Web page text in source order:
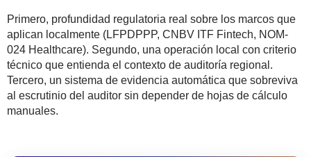
Primero, profundidad regulatoria real sobre los marcos que
aplican localmente (LFPDPPP, CNBV ITF Fintech, NOM-
024 Healthcare). Segundo, una operación local con criterio
técnico que entienda el contexto de auditoría regional.
Tercero, un sistema de evidencia automática que sobreviva
al escrutinio del auditor sin depender de hojas de cálculo
manuales.